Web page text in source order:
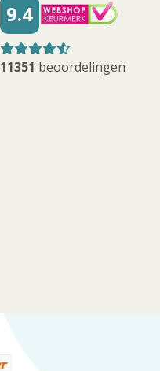
9.4
11351 beoordelingen